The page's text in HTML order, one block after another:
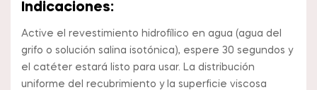
Indicaciones:
Active el revestimiento hidrofílico en agua (agua del
grifo o solución salina isotónica), espere 30 segundos y
el catéter estará listo para usar. La distribución
uniforme del recubrimiento y la superficie viscosa